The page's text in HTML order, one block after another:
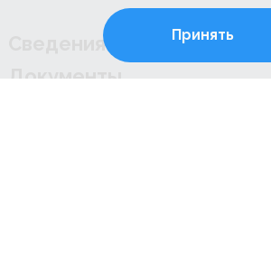
Принять
Сведения об организации
Документы